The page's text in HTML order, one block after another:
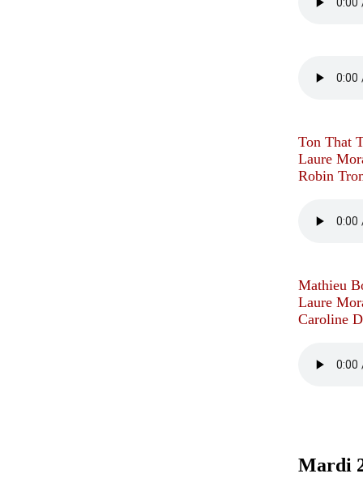
Ton That
Laure
Robin
Mathieu
Laure
Caroline
Mardi